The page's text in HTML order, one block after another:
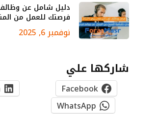
دليل شامل عن
فرصتك للعمل من
نوفمبر 6, 2025
شاركها علي
Facebook
WhatsApp